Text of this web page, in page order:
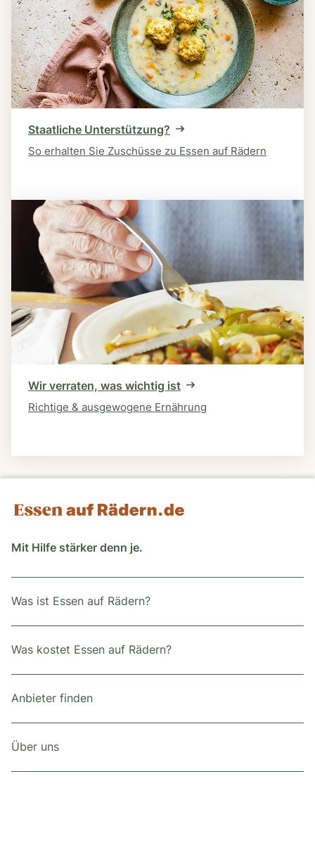
Staatliche Unterstützung?
So erhalten Sie Zuschüsse zu Essen auf Rädern
Wir verraten, was wichtig ist
Richtige & ausgewogene Ernährung
Mit Hilfe stärker denn je.
Was ist Essen auf Rädern?
Was kostet Essen auf Rädern?
Anbieter finden
Über uns